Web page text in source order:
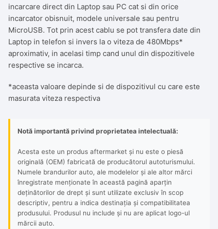
incarcare direct din Laptop sau PC cat si din orice
incarcator obisnuit, modele universale sau pentru
MicroUSB. Tot prin acest cablu se pot transfera date din
Laptop in telefon si invers la o viteza de 480Mbps*
aproximativ, in acelasi timp cand unul din dispozitivele
respective se incarca.
*aceasta valoare depinde si de dispozitivul cu care este
masurata viteza respectiva
Notă importantă privind proprietatea intelectuală:
Acesta este un produs aftermarket și nu este o piesă
originală (OEM) fabricată de producătorul autoturismului.
Numele brandurilor auto, ale modelelor și ale altor mărci
înregistrate menționate în această pagină aparțin
deținătorilor de drept și sunt utilizate exclusiv în scop
descriptiv, pentru a indica destinația și compatibilitatea
produsului. Produsul nu include și nu are aplicat logo-ul
mărcii auto.